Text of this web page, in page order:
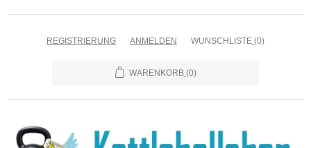
REGISTRIERUNG ANMELDEN WUNSCHLISTE (0)
WARENKORB (0)